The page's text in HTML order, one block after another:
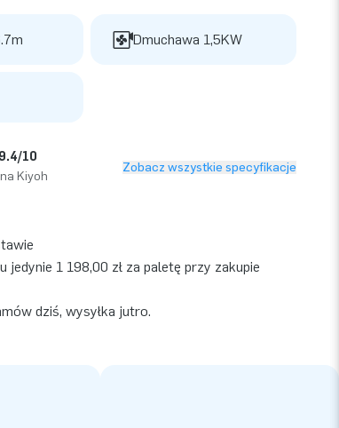
Dmuchawa 1,5KW
9.4/10
Kiyoh
Zobacz wszystkie specyfikacje
1 198,00 zł za paletę przy zakupie
dziś, wysyłka jutro.